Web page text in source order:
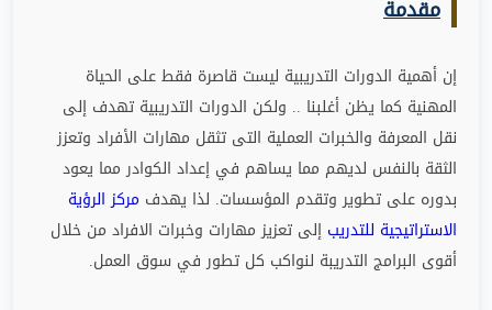
مقدمة
إن أهمية الدورات التدريبية ليست قاصرة فقط على الحياة
المهنية كما يظن أغلبنا .. ولكن الدورات التدريبية تهدف إلى
نقل المعرفة والخبرات العملية التى تثقل مهارات الأفراد وتعزز
الثقة بالنفس لديهم مما يساهم في إعداد الكوادر مما يعود
بدوره على تطوير وتقدم المؤسسات. لذا يهدف مركز الرؤية
الاستراتيجية للتدريب إلى تعزيز مهارات وخبرات الافراد من خلال
أقوى البرامج التدريبة لنواكب كل تطور في سوق العمل.